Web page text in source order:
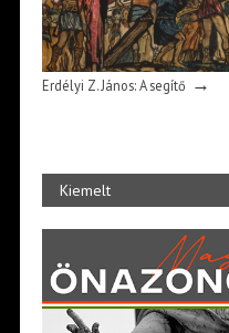
Erdélyi Z. János: A segítő →
Kiemelt